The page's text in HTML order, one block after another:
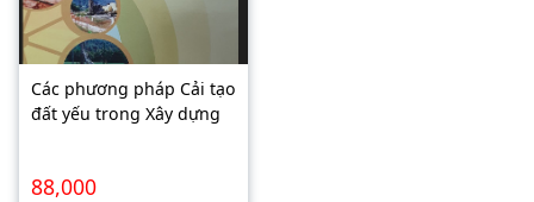
Các phương pháp Cải tạo
đất yếu trong Xây dựng
88,000